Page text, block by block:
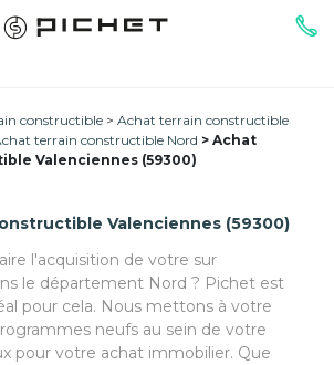
constructible
Achat terrain constructible
terrain constructible Nord
Achat
Valenciennes (59300)
Valenciennes (59300)
l'acquisition de votre sur
le département Nord ? Pichet est
pour cela. Nous mettons à votre
neufs au sein de votre
pour votre achat immobilier. Que